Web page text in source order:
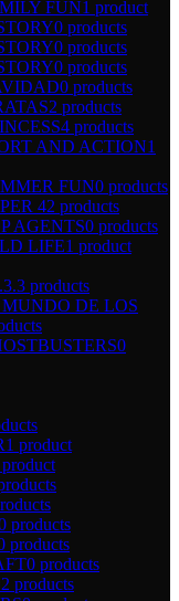
FUN1 product
0 products
0 products
0 products
0 products
2 products
4 products
AND ACTION1
FUN0 products
42 products
AGENTS0 products
LIFE1 product
3 products
DE LOS
0
1 product
product
products
products
0 products
2 products